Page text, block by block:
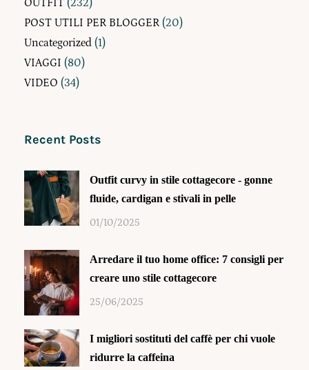
OUTFIT (232)
POST UTILI PER BLOGGER (20)
Uncategorized (1)
VIAGGI (80)
VIDEO (34)
Recent Posts
Outfit curvy in stile cottagecore - gonne
fluide, cardigan e stivali in pelle
01/10/2025
Arredare il tuo home office: 7 consigli per
creare uno stile cottagecore
25/06/2025
I migliori sostituti del caffè per chi vuole
ridurre la caffeina